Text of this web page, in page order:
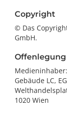
Copyright
© Das
GmbH.
Offenlegung
Gebäude LC,
1020 Wien